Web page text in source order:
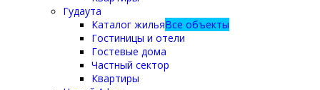
Гудаута
Каталог жильяВсе объекты
Гостиницы и отели
Гостевые дома
Частный сектор
Квартиры